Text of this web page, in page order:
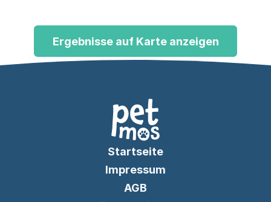
Ergebnisse auf Karte anzeigen
Startseite
Impressum
AGB